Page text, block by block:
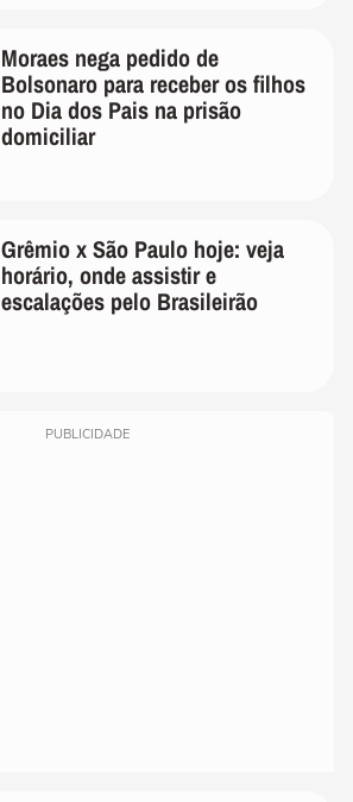
Moraes nega pedido de
Bolsonaro para receber os filhos
no Dia dos Pais na prisão
domiciliar
Grêmio x São Paulo hoje: veja
horário, onde assistir e
escalações pelo Brasileirão
PUBLICIDADE